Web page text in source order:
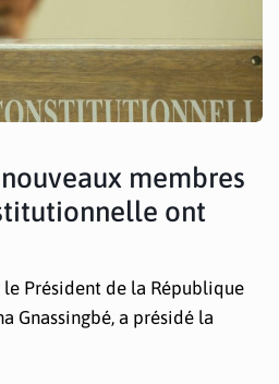
membres
ont
le Président de la République
Gnassingbé, a présidé la